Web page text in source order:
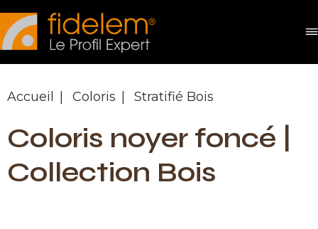
Panneau de gestion des cookies
Accueil Coloris Stratifié Bois
Coloris noyer foncé |
Collection Bois